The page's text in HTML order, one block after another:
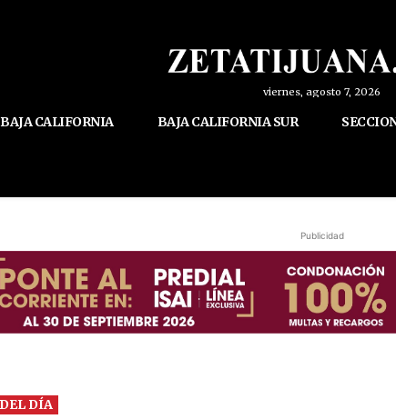
viernes, agosto 7, 2026
BAJA CALIFORNIA BAJA CALIFORNIA SUR
Publicidad
DÍA